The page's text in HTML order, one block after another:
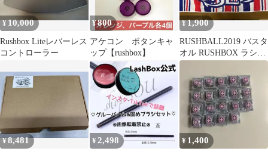
¥10,000
Rushbox Liteレバーレス
コントローラー
¥800
アケコン ボタンキャ
ップ【rushbox】
¥1,900
RUSHBALL2019 バスタ
オル RUSHBOX ラシュ
ボ
¥8,481 ¥2,498 ¥ 1,400